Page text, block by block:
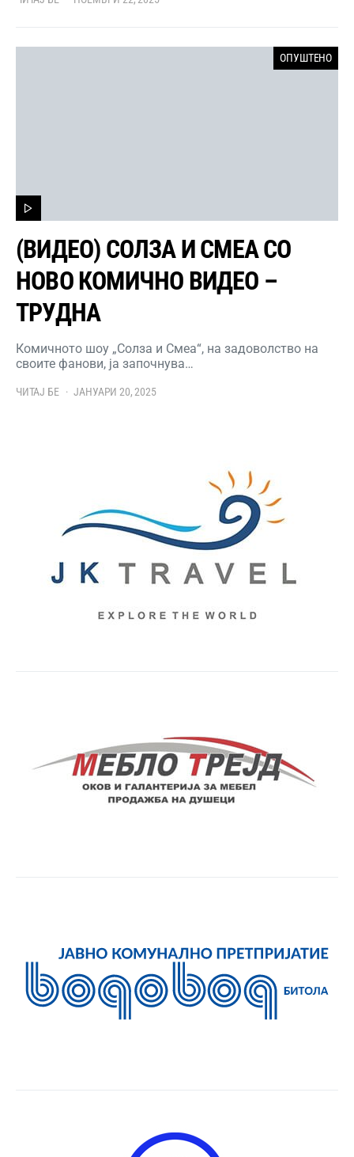
ОПУШТЕНО
(ВИДЕО) СОЛЗА И СМЕА СО
НОВО КОМИЧНО ВИДЕО –
ТРУДНА
Комичното шоу „Солза и Смеа“, на задоволство на
своите фанови, ја започнува…
ЧИТАЈ БЕ ЈАНУАРИ 20, 2025